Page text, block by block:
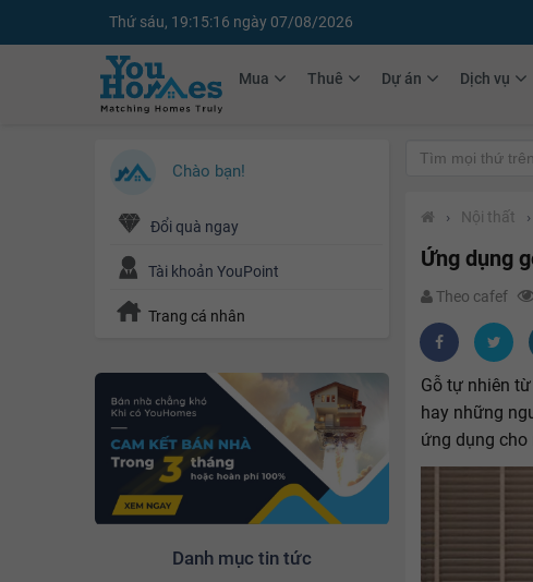
Thứ sáu, 19:15:18 ngày 07/08/2026
Mua Thuê Dự án Dịch vụ
Chào bạn!
Đổi quà ngay
Tài khoản YouPoint
Trang cá nhân
Danh mục tin tức
› Nội thất ›
Ứng dụng
Theo cafef
Gỗ tự nhiên
hay những
ứng dụng cho